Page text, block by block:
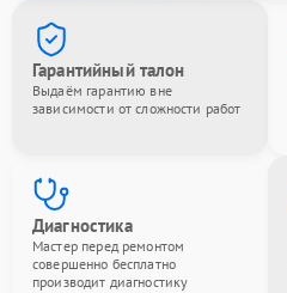
Гарантийный талон
Выдаём гарантию вне
зависимости от сложности работ
Диагностика
Мастер перед ремонтом
совершенно бесплатно
производит диагностику